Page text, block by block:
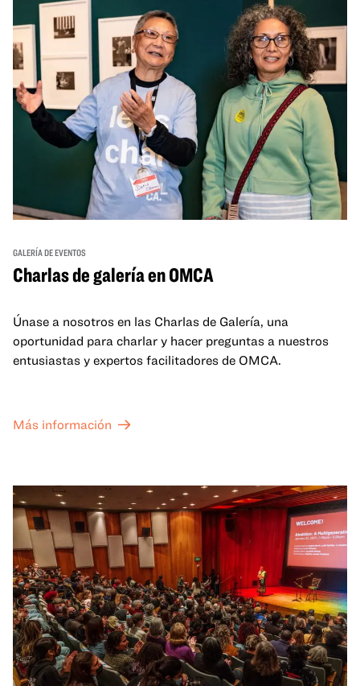
GALERÍA DE EVENTOS
Charlas de galería en OMCA
Únase a nosotros en las Charlas de Galería, una
oportunidad para charlar y hacer preguntas a nuestros
entusiastas y expertos facilitadores de OMCA.
Más información